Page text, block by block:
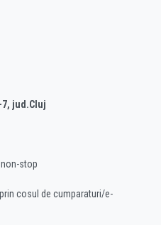
7, jud.Cluj
stop
cosul de cumparaturi/e-